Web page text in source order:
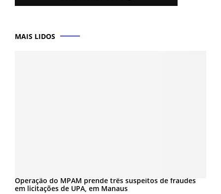
MAIS LIDOS
Operação do MPAM prende três suspeitos de fraudes
em licitações de UPA, em Manaus